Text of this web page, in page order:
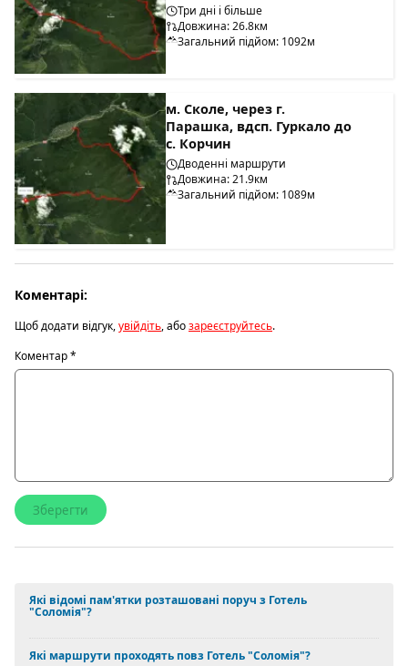
Три дні і більше
Довжина: 26.8км
Загальний підйом: 1092м
м. Сколе, через г.
Парашка, вдсп. Гуркало до
с. Корчин
Дводенні маршрути
Довжина: 21.9км
Загальний підйом: 1089м
Коментарі:
Щоб додати відгук,увійдіть, абозареєструйтесь.
Коментар*
Які відомі пам'ятки розташовані поруч з Готель
"Соломія"?
Які маршрути проходять повз Готель "Соломія"?